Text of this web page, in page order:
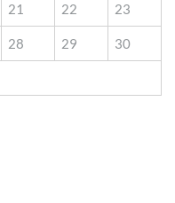
21 22 23
28 29 30